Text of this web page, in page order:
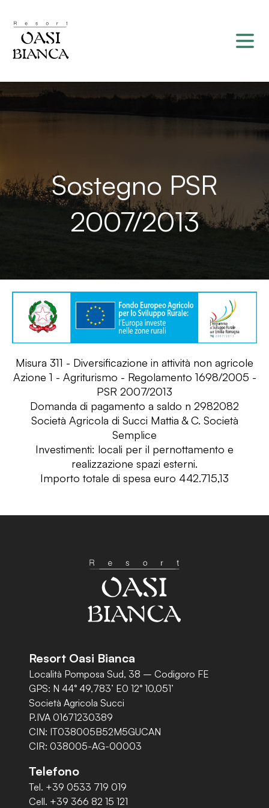
Sostegno PSR
2007/2013
Misura 311 - Diversificazione in attività non agricole
Azione 1 - Agriturismo - Regolamento 1698/2005 -
PSR 2007/2013
Domanda di pagamento a saldo n 2982082
Società Agricola di Succi Mattia & C. Società
Semplice
Investimenti: locali per il pernottamento e
realizzazione spazi esterni.
Importo totale di spesa euro 442.715,13
Resort Oasi Bianca
Località Pomposa Sud, 38 – Codigoro FE
GPS: N 44° 49,783’ E0 12° 10,051’
Società Agricola Succi
P.IVA 01671230389
CIN: IT038005B52M5GUCAN
CIR: 038005-AG-00003
Telefono
Tel. +39 0533 719 019
Cell. +39 366 82 15 121